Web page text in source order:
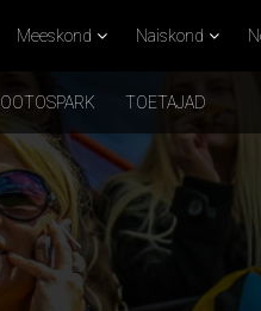
Meeskond Naiskond
LOOTOSPARK TOETAJAD